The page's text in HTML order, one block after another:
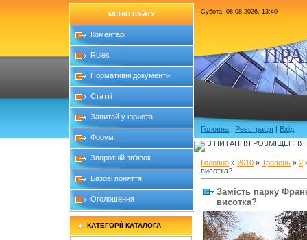
МЕНЮ САЙТУ
Коментарі
Rules
Нормативні документи
Статті
Запитай у юриста
Форум
Зворотній зв'язок
Базові поняття
Оголошення
КАТЕГОРІЇ КАТАЛОГА
Субота, 08.08.2026, 13:40
Головна | Реєстрація | Вхід
З ПИТАННЯ РОЗМІЩЕННЯ
Головна » 2010 » Травень » 2
висотка?
Замість парку
висотка?